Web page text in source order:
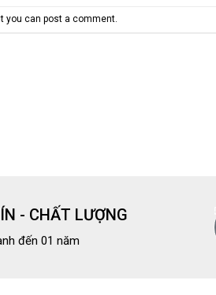
you can post a comment
- CHẤT LƯỢNG
đến 01 năm